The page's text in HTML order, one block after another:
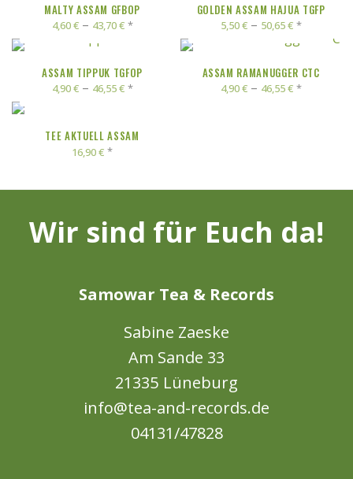
MALTY ASSAM GFBOP
4,60€– 43,70€ *
GOLDEN ASSAM HAJUA TGFP
5,50€– 50,65€ *
AUSFÜHRUNG WÄHLEN
ASSAM TIPPUK TGFOP
4,90€– 46,55€ *
AUSFÜHRUNG WÄHLEN
ASSAM RAMANUGGER CTC
4,90€– 46,55€ *
AUSFÜHRUNG WÄHLEN
TEE AKTUELL ASSAM
16,90€ *
Wir sind für Euch da!
Samowar Tea & Records
Sabine Zaeske
Am Sande 33
21335 Lüneburg
info@tea-and-records.de
04131/47828